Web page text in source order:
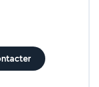
cas. C'est
prix au for fait